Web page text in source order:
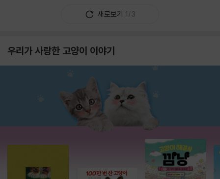
새로보기 1/3
우리가 사랑한 고양이 이야기